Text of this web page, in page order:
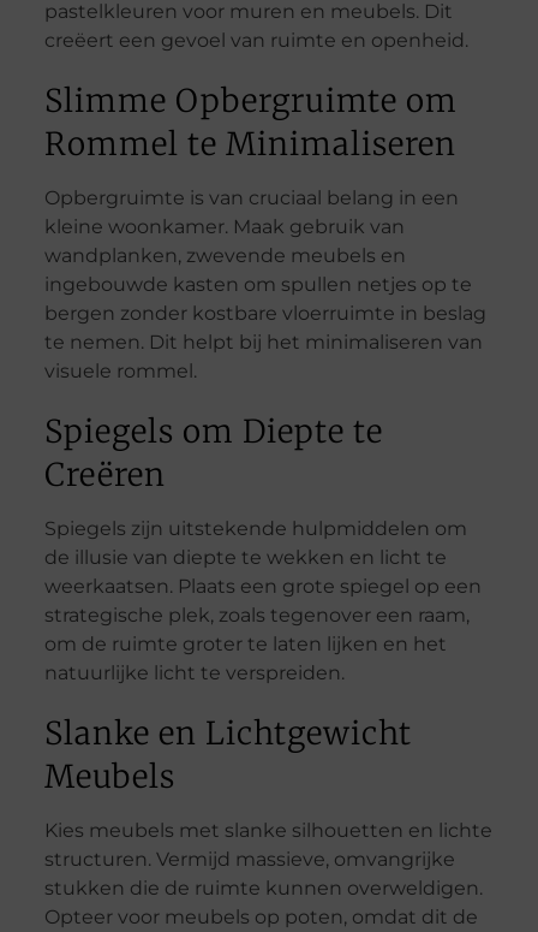
pastelkleuren voor muren en meubels. Dit
creëert een gevoel van ruimte en openheid.
Slimme Opbergruimte om
Rommel te Minimaliseren
Opbergruimte is van cruciaal belang in een
kleine woonkamer. Maak gebruik van
wandplanken, zwevende meubels en
ingebouwde kasten om spullen netjes op te
bergen zonder kostbare vloerruimte in beslag
te nemen. Dit helpt bij het minimaliseren van
visuele rommel.
Spiegels om Diepte te
Creëren
Spiegels zijn uitstekende hulpmiddelen om
de illusie van diepte te wekken en licht te
weerkaatsen. Plaats een grote spiegel op een
strategische plek, zoals tegenover een raam,
om de ruimte groter te laten lijken en het
natuurlijke licht te verspreiden.
Slanke en Lichtgewicht
Meubels
Kies meubels met slanke silhouetten en lichte
structuren. Vermijd massieve, omvangrijke
stukken die de ruimte kunnen overweldigen.
Opteer voor meubels op poten, omdat dit de